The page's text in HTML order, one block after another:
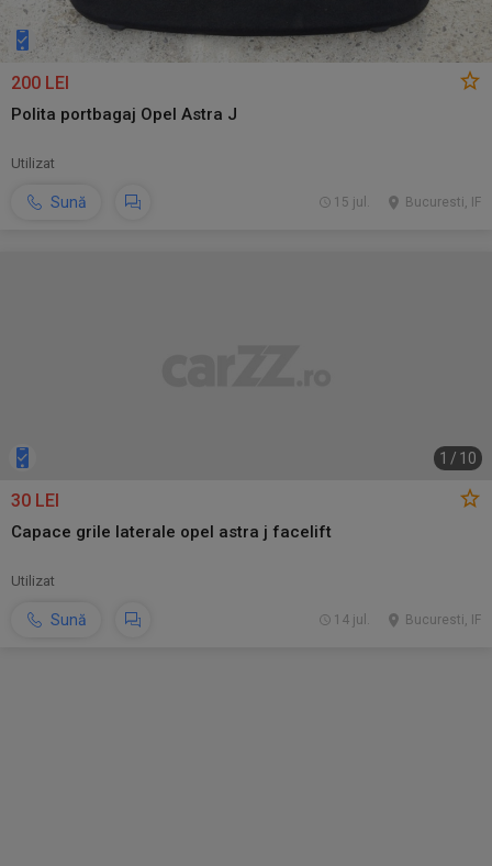
200 LEI
Polita portbagaj Opel Astra J
Utilizat
Sună Bucuresti, IF
15 jul.
1 / 10
30 LEI
Capace grile laterale opel astra j facelift
Utilizat
Sună Bucuresti, IF
14 jul.